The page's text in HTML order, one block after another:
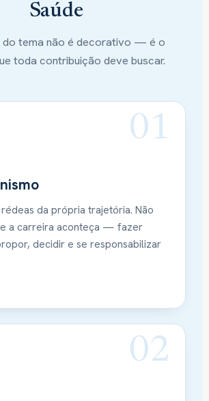
Saúde
do tema não é decorativo — é o
toda contribuição deve buscar.
01
da própria trajetória. Não
a carreira aconteça — fazer
decidir e se responsabilizar
02